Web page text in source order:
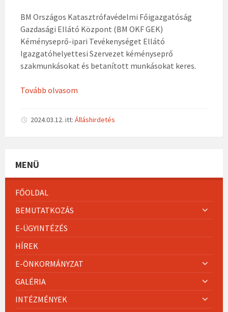
BM Országos Katasztrófavédelmi Főigazgatóság
Gazdasági Ellátó Központ (BM OKF GEK)
Kéményseprő-ipari Tevékenységet Ellátó
Igazgatóhelyettesi Szervezet kéményseprő
szakmunkásokat és betanított munkásokat keres.
Tovább olvasom
2024.03.12. itt: Álláshirdetés
MENÜ
FŐOLDAL
BEMUTATKOZÁS
E-ÜGYINTÉZÉS
HÍREK
E-ÖNKORMÁNYZAT
GALÉRIA
INTÉZMÉNYEK